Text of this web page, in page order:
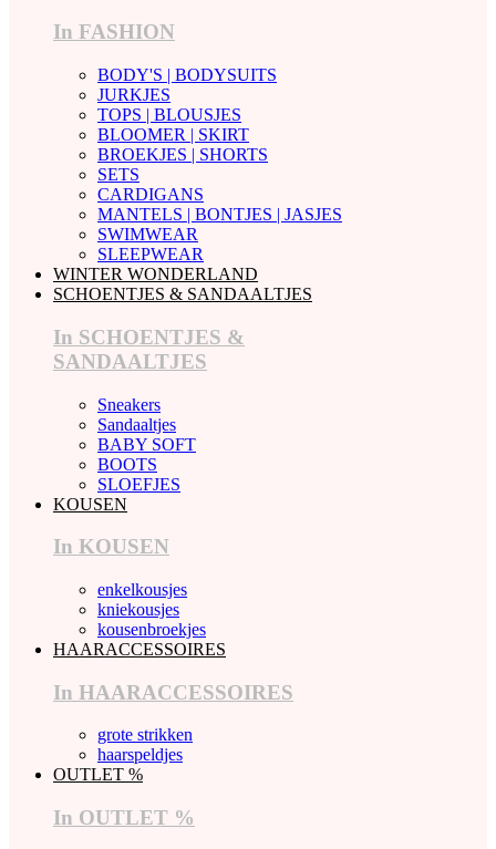
In FASHION
BODY'S | BODYSUITS
JURKJES
TOPS | BLOUSJES
BLOOMER | SKIRT
BROEKJES | SHORTS
SETS
CARDIGANS
MANTELS | BONTJES | JASJES
SWIMWEAR
SLEEPWEAR
WINTER WONDERLAND
SCHOENTJES & SANDAALTJES
In SCHOENTJES &
SANDAALTJES
Sneakers
Sandaaltjes
BABY SOFT
BOOTS
SLOEFJES
KOUSEN
In KOUSEN
enkelkousjes
kniekousjes
kousenbroekjes
HAARACCESSOIRES
In HAARACCESSOIRES
grote strikken
haarspeldjes
OUTLET %
In OUTLET %